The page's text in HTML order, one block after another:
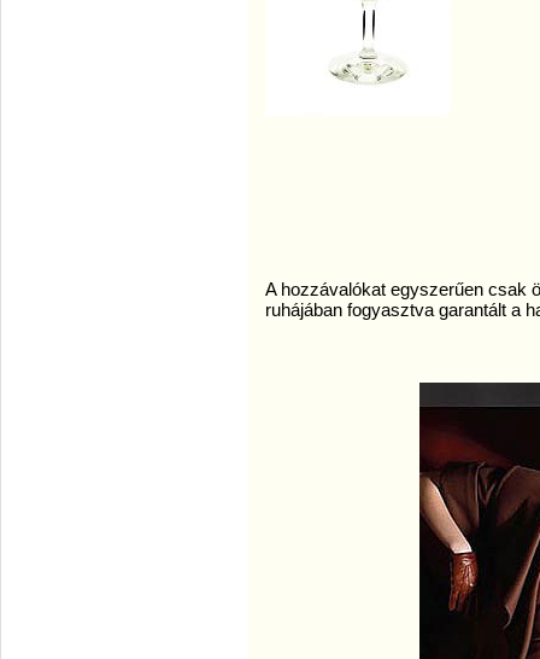
A hozzávalókat egyszerűen csak
ruhájában fogyasztva garantált a